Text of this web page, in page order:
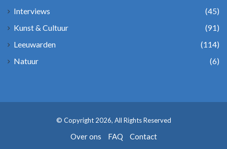
Interviews
(45)
Kunst & Cultuur
(91)
Leeuwarden
(114)
Natuur
(6)
© Copyright 2026, All Rights Reserved
Over ons FAQ Contact